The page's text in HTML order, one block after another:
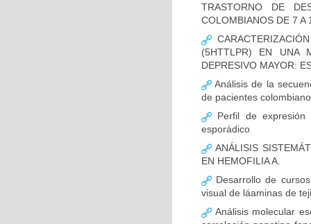
TRASTORNO DE
COLOMBIANOS DE 7 A
(5HTTLPR) EN UNA
DEPRESIVO MAYOR:
Análisis de la
de pacientes
Perfil de expresión
esporádico
ANÁLISIS
EN HEMOFILIA A.
Desarrollo de
visual de láaminas de
Análisis molecular